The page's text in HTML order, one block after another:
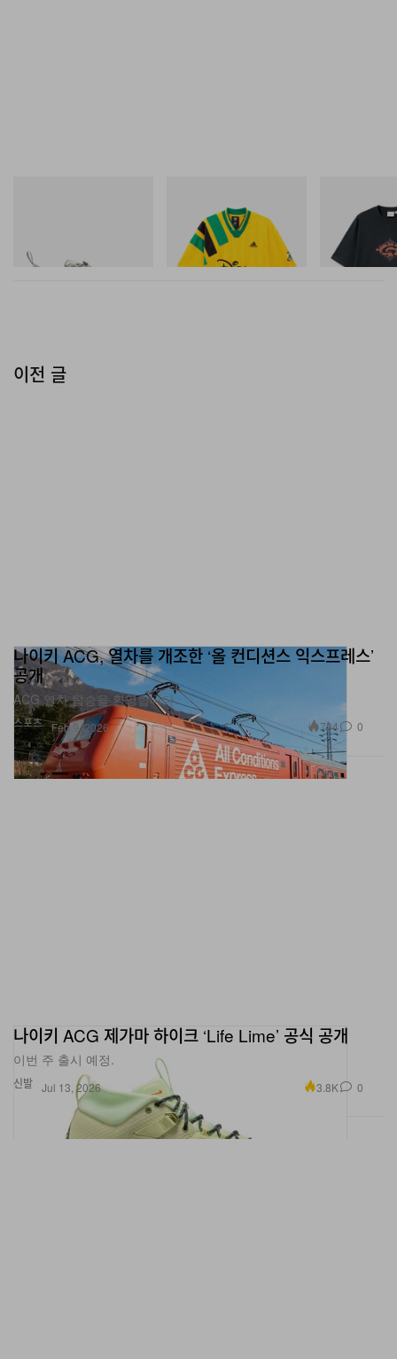
쇼핑하기
Adidas Originals X Brain
Dead Disney Football Jersey
쇼핑하기
Flame Tee
쇼핑하기
스포츠
공개
ACG 열차 탑승을 환영합니다.
Feb 9, 2026
신발
이번 주 출시 예정.
Jul 13, 2026